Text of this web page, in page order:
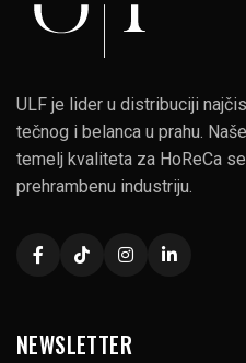
ULF je lider u distribuciji
tečnog i belanca u prahu.
temelj kvaliteta za HoReCa
prehrambenu industriju.
NEWSLETTER